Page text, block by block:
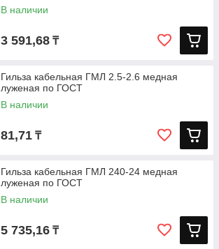
В наличии
3 591,68 ₸
Гильза кабельная ГМЛ 2.5-2.6 медная
луженая по ГОСТ
В наличии
81,71 ₸
Гильза кабельная ГМЛ 240-24 медная
луженая по ГОСТ
В наличии
5 735,16 ₸